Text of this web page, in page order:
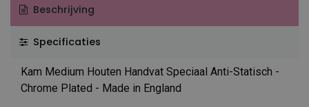
Beschrijving
Specificaties
Kam Medium Houten Handvat Speciaal Anti-Statisch -
Chrome Plated - Made in England